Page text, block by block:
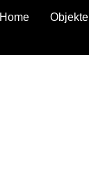
Home Objekte